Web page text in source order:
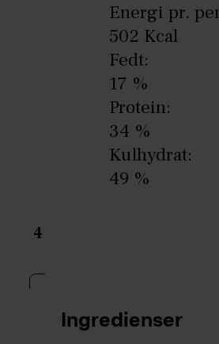
Energi pr.
502 Kcal
Fedt:
17 %
Protein:
34 %
Kulhydrat:
49 %
4
Ingredienser